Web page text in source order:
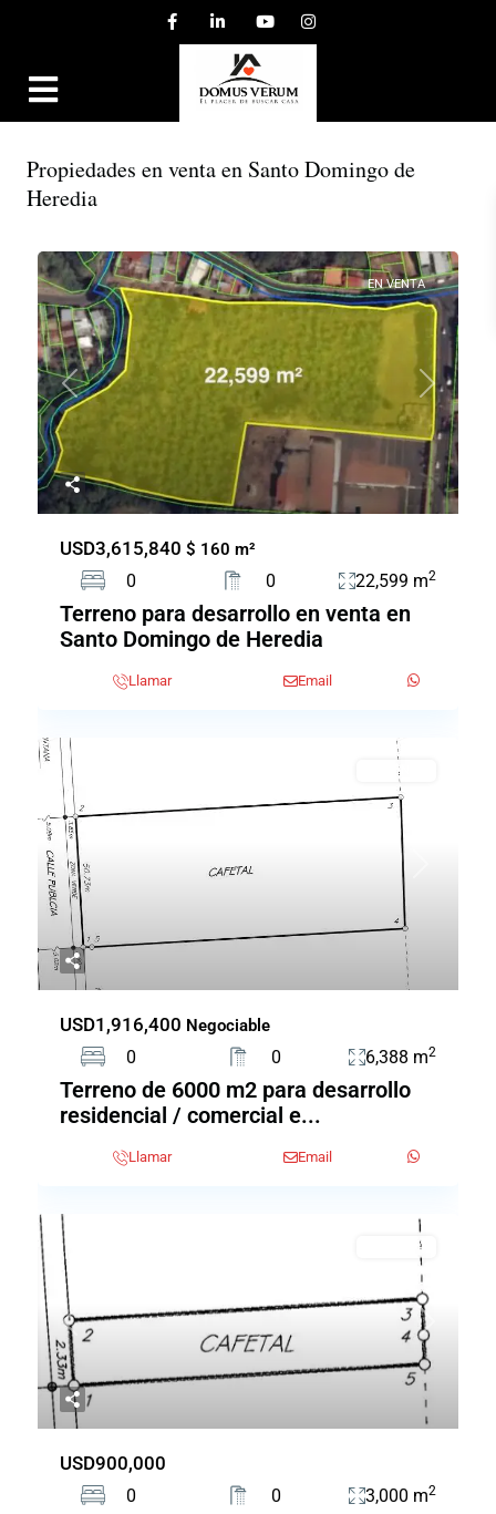
Propiedades en venta en Santo Domingo de
Heredia
Previous Next
EN VENTA
USD3,615,840 $ 160 m²
0 0 22,599 m2
Terreno para desarrollo en venta en
Santo Domingo de Heredia
Llamar Email
Previous
EN VENTA
USD1,916,400 Negociable
0 0 6,388 m2
Terreno de 6000 m2 para desarrollo
residencial / comercial e...
Llamar Email
Previous Next
EN VENTA
USD900,000
0 0 3,000 m2